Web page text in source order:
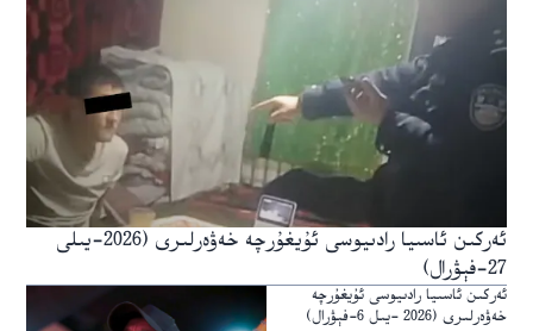
ئەركىن ئاسىيا رادىيوسى ئۇيغۇرچە خەۋەرلىرى (2026-يىلى
27-فېۋرال)
ئەركىن ئاسىيا رادىيوسى ئۇيغۇرچە
خەۋەرلىرى (2026 -يىل 6-فېۋرال)